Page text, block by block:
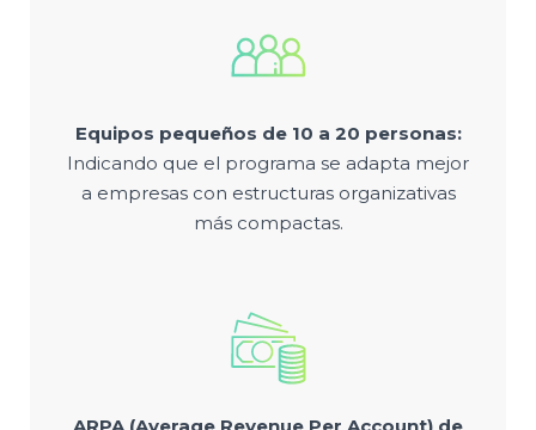
Equipos pequeños de 10 a 20 personas:
Indicando que el programa se adapta mejor
a empresas con estructuras organizativas
más compactas.